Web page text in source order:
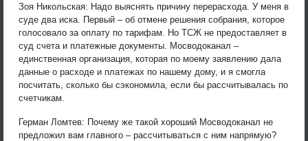
Зоя Никольская: Надо выяснять причину перерасхода. У меня в
суде два иска. Первый – об отмене решения собрания, которое
голосовало за оплату по тарифам. Но ТСЖ не предоставляет в
суд счета и платежные документы. Мосводоканал –
единственная организация, которая по моему заявлению дала
данные о расходе и платежах по нашему дому, и я смогла
посчитать, сколько бы сэкономила, если бы рассчитывалась по
счетчикам.
Герман Ломтев: Почему же такой хороший Мосводоканал не
предложил вам главного – рассчитываться с ним напрямую?